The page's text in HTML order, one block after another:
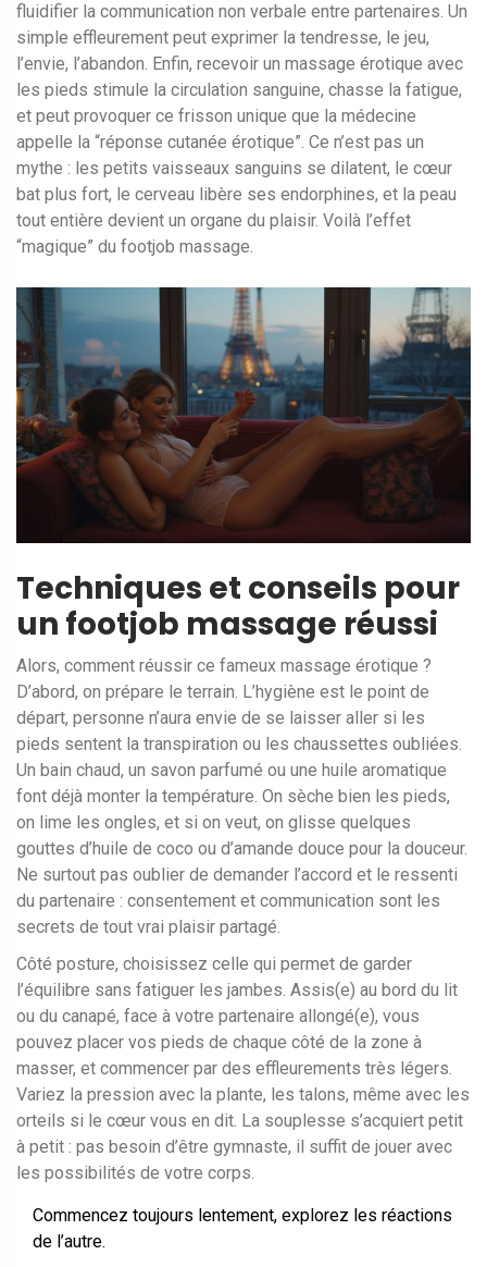
fluidifier la communication non verbale entre partenaires. Un
simple effleurement peut exprimer la tendresse, le jeu,
l’envie, l’abandon. Enfin, recevoir un massage érotique avec
les pieds stimule la circulation sanguine, chasse la fatigue,
et peut provoquer ce frisson unique que la médecine
appelle la “réponse cutanée érotique”. Ce n’est pas un
mythe : les petits vaisseaux sanguins se dilatent, le cœur
bat plus fort, le cerveau libère ses endorphines, et la peau
tout entière devient un organe du plaisir. Voilà l’effet
“magique” du footjob massage.
Techniques et conseils pour
un footjob massage réussi
Alors, comment réussir ce fameux massage érotique ?
D’abord, on prépare le terrain. L’hygiène est le point de
départ, personne n’aura envie de se laisser aller si les
pieds sentent la transpiration ou les chaussettes oubliées.
Un bain chaud, un savon parfumé ou une huile aromatique
font déjà monter la température. On sèche bien les pieds,
on lime les ongles, et si on veut, on glisse quelques
gouttes d’huile de coco ou d’amande douce pour la douceur.
Ne surtout pas oublier de demander l’accord et le ressenti
du partenaire : consentement et communication sont les
secrets de tout vrai plaisir partagé.
Côté posture, choisissez celle qui permet de garder
l’équilibre sans fatiguer les jambes. Assis(e) au bord du lit
ou du canapé, face à votre partenaire allongé(e), vous
pouvez placer vos pieds de chaque côté de la zone à
masser, et commencer par des effleurements très légers.
Variez la pression avec la plante, les talons, même avec les
orteils si le cœur vous en dit. La souplesse s’acquiert petit
à petit : pas besoin d’être gymnaste, il suffit de jouer avec
les possibilités de votre corps.
Commencez toujours lentement, explorez les réactions
de l’autre.